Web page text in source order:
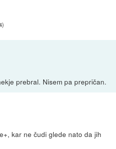
)
prebral. Nisem pa prepričan.
kar ne čudi glede nato da jih